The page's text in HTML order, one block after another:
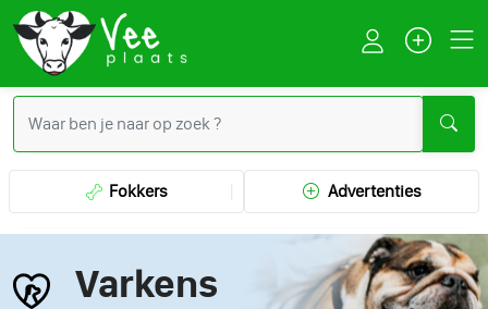
Fokkers Advertenties
Varkens